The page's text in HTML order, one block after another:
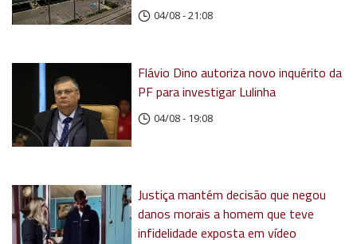
04/08 - 21:08
Flávio Dino autoriza novo inquérito da
PF para investigar Lulinha
04/08 - 19:08
Justiça mantém decisão que negou
danos morais a homem que teve
infidelidade exposta em vídeo